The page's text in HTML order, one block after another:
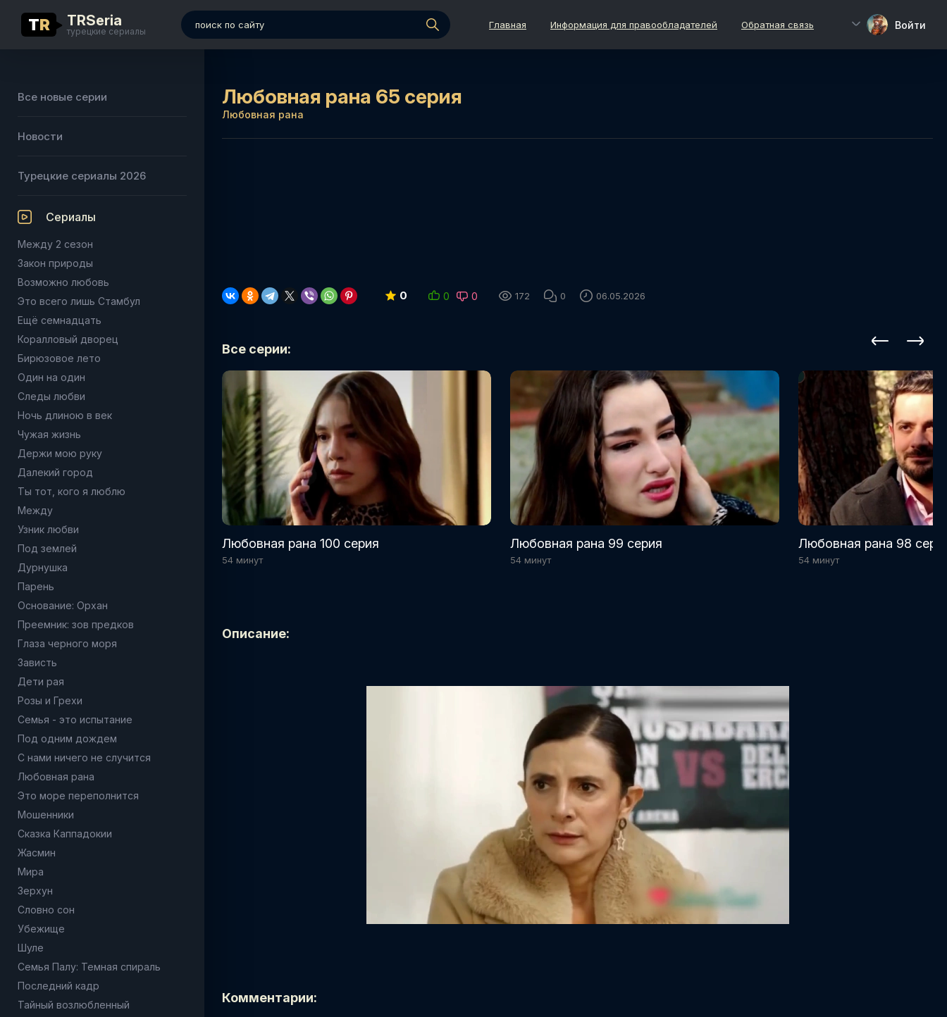
TR TRSeria
турецкие сериалы
Главная Информация для правообладателей Обратная связь Войти
Все новые серии
Новости
Турецкие сериалы 2026
Сериалы
Между 2 сезон
Закон природы
Возможно любовь
Это всего лишь Стамбул
Ещё семнадцать
Коралловый дворец
Бирюзовое лето
Один на один
Следы любви
Ночь длиною в век
Чужая жизнь
Держи мою руку
Далекий город
Ты тот, кого я люблю
Между
Узник любви
Под землей
Дурнушка
Парень
Основание: Орхан
Преемник: зов предков
Глаза черного моря
Зависть
Дети рая
Розы и Грехи
Семья - это испытание
Под одним дождем
С нами ничего не случится
Любовная рана
Это море переполнится
Мошенники
Сказка Каппадокии
Жасмин
Мира
Зерхун
Словно сон
Убежище
Шуле
Семья Палу: Темная спираль
Последний кадр
Тайный возлюбленный
Любовная рана 65 серия
Любовная рана
0 0 0 172 0 06.05.2026
Все серии:
Любовная рана 100 серия
54 минут
Любовная рана 99 серия
54 минут
Любовная рана 98
54 минут
Описание:
Комментарии: